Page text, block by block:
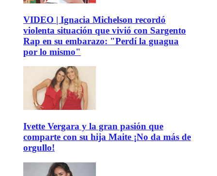
VIDEO | Ignacia Michelson recordó
violenta situación que vivió con Sargento
Rap en su embarazo: "Perdí la guagua
por lo mismo"
Ivette Vergara y la gran pasión que
comparte con su hija Maite ¡No da más de
orgullo!